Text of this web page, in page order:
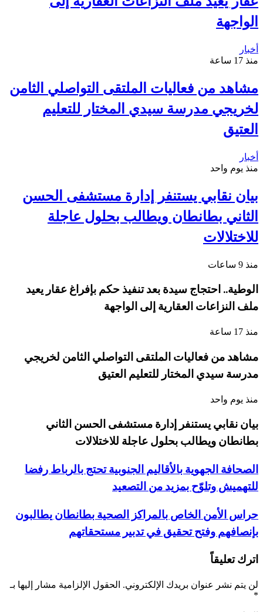
الواجهة
أخبار
منذ 17 ساعة
مشاهد من فعاليات الملتقى التواصلي الثامن
لخريجي مدرسة سيدي المختار للتعليم
العتيق
أخبار
منذ يوم واحد
بيان نقابي يستنفر إدارة مستشفى الحسن
الثاني بطانطان ويطالب بحلول عاجلة
للاختلالات
منذ 9 ساعات
الوطية.. احتجاج سيدة بعد تنفيذ حكم بإفراغ عقار يعيد
ملف النزاعات العقارية إلى الواجهة
منذ 17 ساعة
مشاهد من فعاليات الملتقى التواصلي الثامن لخريجي
مدرسة سيدي المختار للتعليم العتيق
منذ يوم واحد
بيان نقابي يستنفر إدارة مستشفى الحسن الثاني
بطانطان ويطالب بحلول عاجلة للاختلالات
الصحافة الجهوية بالأقاليم الجنوبية تحتج بالرباط رفضا
للتهميش وتلوّح بمزيد من التصعيد
حراس الأمن الخاص بالمراكز الصحية بطانطان يطالبون
بإنصافهم وفتح تحقيق في تدبير مستحقاتهم
اترك تعليقاً
لن يتم نشر عنوان بريدك الإلكتروني. الحقول الإلزامية مشار إليها بـ
*